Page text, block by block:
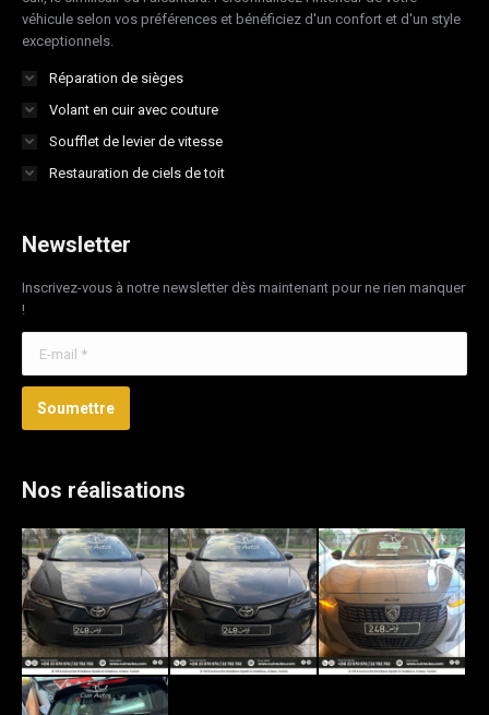
véhicule selon vos préférences et bénéficiez d'un confort et d'un style
exceptionnels.
Réparation de sièges
Volant en cuir avec couture
Soufflet de levier de vitesse
Restauration de ciels de toit
Newsletter
Inscrivez-vous à notre newsletter dès maintenant pour ne rien manquer
!
Soumettre
Nos réalisations